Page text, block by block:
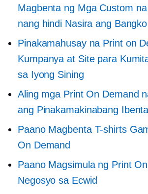
Magbenta ng Mga Custom
nang hindi Nasira ang Bangko
Pinakamahusay na Print on
Kumpanya at Site para
sa Iyong Sining
Aling mga Print On Demand
ang Pinakamakinabang
Paano Magbenta T-shirts
On Demand
Paano Magsimula ng Print
Negosyo sa Ecwid